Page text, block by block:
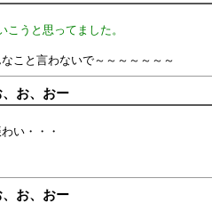
こうと思ってました。
こと言わないで～～～～～～～
お、おー
い・・・
お、おー